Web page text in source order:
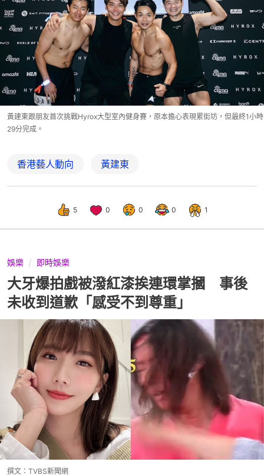
黃建東跟朋友首次挑戰Hyrox大型室內健身賽，原本擔心表現累街坊，但最終1小時
29分完成。
香港藝人動向 黃建東
5 0 0 0 1
娛樂 即時娛樂
大牙爆拍戲被潑紅漆挨連環掌摑 事後
未收到道歉「感受不到尊重」
撰文： TVBS新聞網